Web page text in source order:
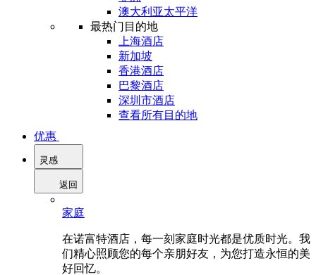
澳大利亚太平洋
最热门目的地
上海酒店
新加坡
香港酒店
巴黎酒店
深圳市酒店
查看所有目的地
优惠
灵感
返回
家庭
在诺富特酒店，每一刻家庭时光都是优质时光。我
们精心照顾您的每个亲朋好友，为您打造永恒的美
好回忆。